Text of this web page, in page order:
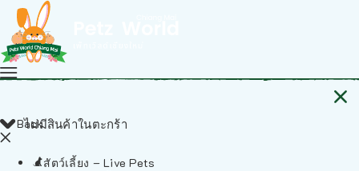
ไม่มีสินค้าในตะกร้า
Back
สัตว์เลี้ยง – Live Pets